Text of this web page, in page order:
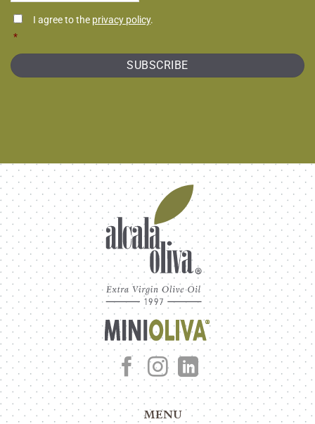
Consentimiento
I agree to the privacy policy.
*
MENU